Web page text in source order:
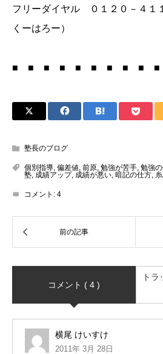
フリーダイヤル ０１２０－４１
くーはろー）
■ ■ ■ ■ ■ ■ ■ ■ ■
塾長のブログ
個別指導, 偏差値, 前原, 勉強が苦手, 勉強
塾, 成績アップ, 成績が悪い, 暗記の仕方,
コメント: 4
コメント ( 4 )
ト
横尾 けいすけ
2011年 3月 28日